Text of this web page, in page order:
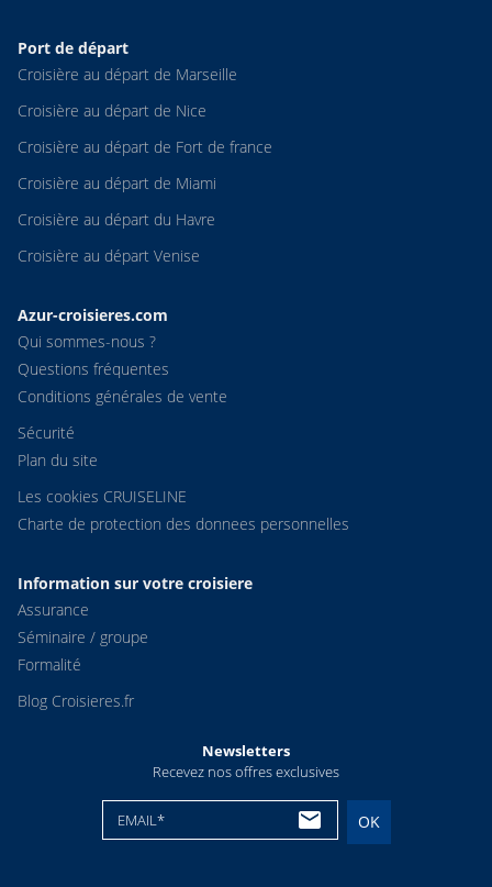
Port de départ
Croisière au départ de Marseille
Croisière au départ de Nice
Croisière au départ de Fort de france
Croisière au départ de Miami
Croisière au départ du Havre
Croisière au départ Venise
Azur-croisieres.com
Qui sommes-nous ?
Questions fréquentes
Conditions générales de vente
Sécurité
Plan du site
Les cookies CRUISELINE
Charte de protection des donnees personnelles
Information sur votre croisiere
Assurance
Séminaire / groupe
Formalité
Blog Croisieres.fr
Newsletters
Recevez nos offres exclusives
EMAIL* OK